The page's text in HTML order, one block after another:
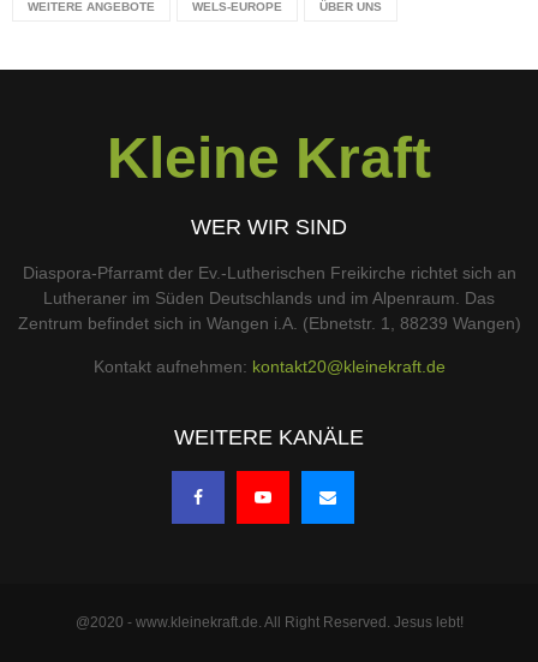
WEITERE ANGEBOTE WELS-EUROPE ÜBER UNS
Kleine Kraft
WER WIR SIND
Diaspora-Pfarramt der Ev.-Lutherischen Freikirche richtet sich an
Lutheraner im Süden Deutschlands und im Alpenraum. Das
Zentrum befindet sich in Wangen i.A. (Ebnetstr. 1, 88239 Wangen)
Kontakt aufnehmen: kontakt20@kleinekraft.de
WEITERE KANÄLE
@2020 - www.kleinekraft.de. All Right Reserved. Jesus lebt!